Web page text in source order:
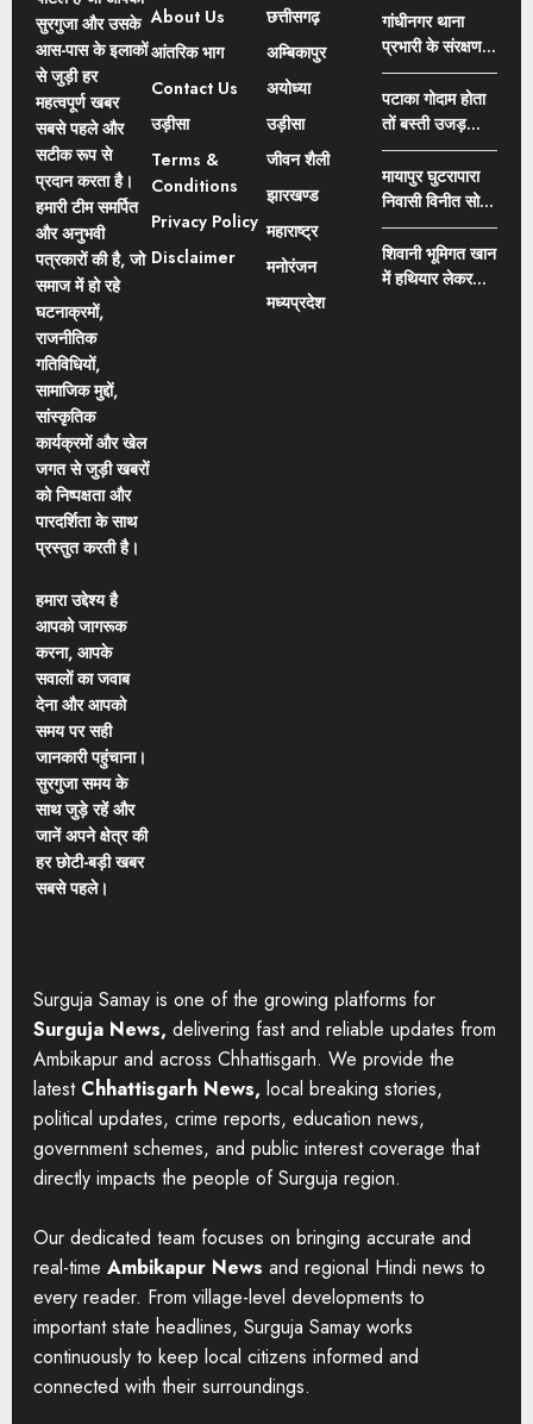
सुरगुजा और उसके
आस-पास के इलाकों
से जुड़ी हर
महत्वपूर्ण खबर
सबसे पहले और
सटीक रूप से
प्रदान करता है।
हमारी टीम समर्पित
और अनुभवी
पत्रकारों की है, जो
समाज में हो रहे
घटनाक्रमों,
राजनीतिक
गतिविधियों,
सामाजिक मुद्दों,
सांस्कृतिक
कार्यक्रमों और खेल
जगत से जुड़ी खबरों
को निष्पक्षता और
पारदर्शिता के साथ
प्रस्तुत करती है।
हमारा उद्देश्य है
आपको जागरूक
करना, आपके
सवालों का जवाब
देना और आपको
समय पर सही
जानकारी पहुंचाना।
सुरगुजा समय के
साथ जुड़े रहें और
जानें अपने क्षेत्र की
हर छोटी-बड़ी खबर
सबसे पहले।
About Us
आंतरिक भाग
Contact Us
उड़ीसा
Terms &
Conditions
Privacy Policy
Disclaimer
छत्तीसगढ़
अम्बिकापुर
अयोध्या
उड़ीसा
जीवन शैली
झारखण्ड
महाराष्ट्र
मनोरंजन
मध्यप्रदेश
का खुलासा: फर्जी
दस्तावेजों से
नामांतरण का आरोप,
भाजपा नेता ने
कलेक्टर से की FIR
और नामांतरण
निरस्त करने की
मांग
गांधीनगर थाना
प्रभारी के संरक्षण में
चल रहा जुआ का
कारोबार?, जुवारियों
की पहली पसंद बन
रही गांधीनगर थाना
क्षेत्र
पटाका गोदाम होता
तों बस्ती उजड़
जाता बस्ती नहीं
उजड़ा मतलब
पटाका गोदाम नहीं
था, मंत्री राजेश
अग्रवाल का बेतुका
बयान
मायापुर घुटरापारा
निवासी विनीत सोनी
एवं उनकी भांजी की
नदी में डूबने से मौत,
इलाके में पसरा
शिवानी भूमिगत खान
में हथियार लेकर
Surguja Samay is one of the growing platforms for
Surguja News, delivering fast and reliable updates from
Ambikapur and across Chhattisgarh. We provide the
latest Chhattisgarh News, local breaking stories,
political updates, crime reports, education news,
government schemes, and public interest coverage that
directly impacts the people of Surguja region.
Our dedicated team focuses on bringing accurate and
real-time Ambikapur News and regional Hindi news to
every reader. From village-level developments to
important state headlines, Surguja Samay works
continuously to keep local citizens informed and
connected with their surroundings.